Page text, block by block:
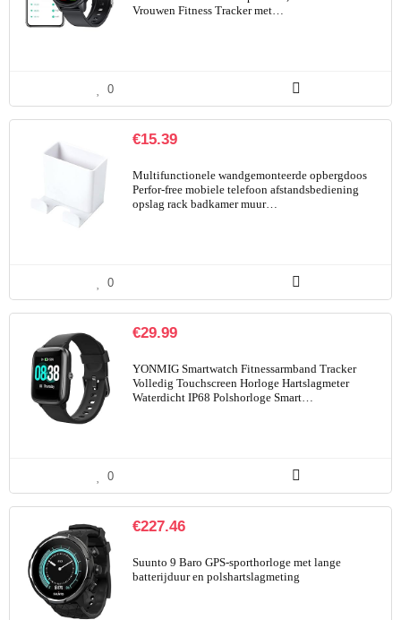
Vrouwen Fitness Tracker met…
0
€15.39
Multifunctionele wandgemonteerde opbergdoos
Perfor-free mobiele telefoon afstandsbediening
opslag rack badkamer muur…
0
€29.99
YONMIG Smartwatch Fitnessarmband Tracker
Volledig Touchscreen Horloge Hartslagmeter
Waterdicht IP68 Polshorloge Smart…
0
€227.46
Suunto 9 Baro GPS-sporthorloge met lange
batterijduur en polshartslagmeting